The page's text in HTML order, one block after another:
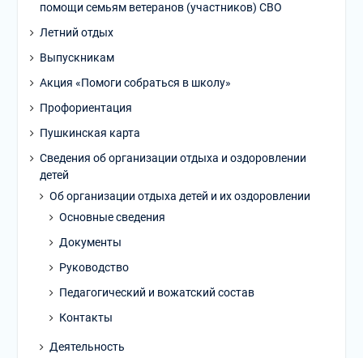
помощи семьям ветеранов (участников) СВО
Летний отдых
Выпускникам
Акция «Помоги собраться в школу»
Профориентация
Пушкинская карта
Сведения об организации отдыха и оздоровлении
детей
Об организации отдыха детей и их оздоровлении
Основные сведения
Документы
Руководство
Педагогический и вожатский состав
Контакты
Деятельность